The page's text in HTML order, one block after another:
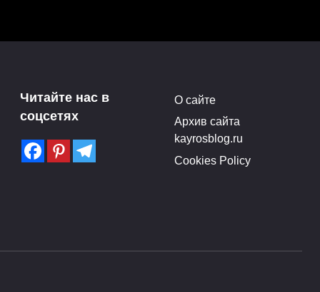
торжества
Поделитья с друзьями в
социальных сетях:1Поделился
Читайте нас в
соцсетях
О сайте
Архив сайта
kayrosblog.ru
Cookies Policy